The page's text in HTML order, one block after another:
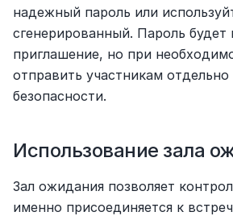
надежный пароль или
сгенерированный. Пароль будет
приглашение, но при
отправить участникам
безопасности.
Использование зала
Зал ожидания позволяет
именно присоединяется к